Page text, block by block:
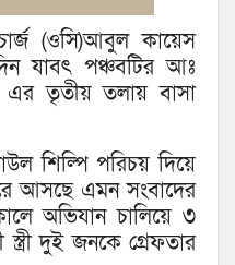
(ওসি)আবুল কায়েস
যাবৎ পঞ্চবটির আঃ
এর তৃতীয় তলায় বাসা
শিল্পি পরিচয় দিয়ে
আসছে এমন সংবাদের
অভিযান চালিয়ে ৩
স্ত্রী দুই জনকে গ্রেফতার